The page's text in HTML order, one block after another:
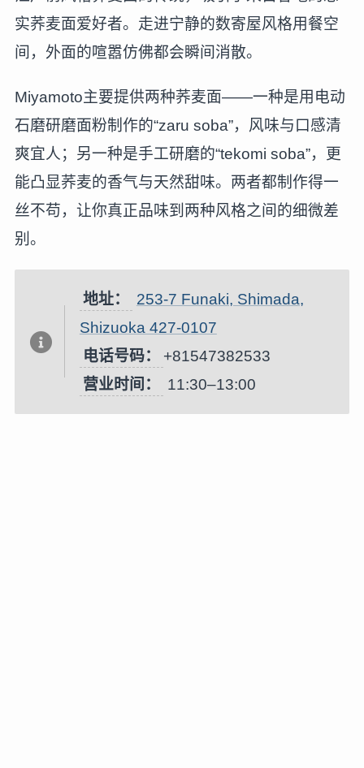
实荞麦面爱好者。走进宁静的数寄屋风格用餐空
间，外面的喧嚣仿佛都会瞬间消散。
Miyamoto主要提供两种荞麦面——一种是用电动
石磨研磨面粉制作的“zaru soba”，风味与口感清
爽宜人；另一种是手工研磨的“tekomi soba”，更
能凸显荞麦的香气与天然甜味。两者都制作得一
丝不苟，让你真正品味到两种风格之间的细微差
别。
地址：
253-7 Funaki, Shimada,
Shizuoka 427-0107
电话号码：
+81547382533
营业时间：
11:30–13:00